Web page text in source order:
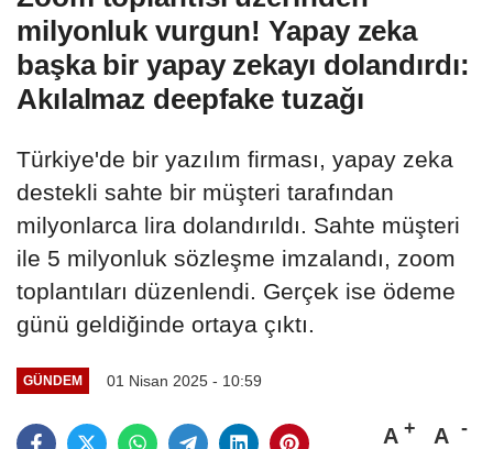
milyonluk vurgun! Yapay zeka
başka bir yapay zekayı dolandırdı:
Akılalmaz deepfake tuzağı
Türkiye'de bir yazılım firması, yapay zeka
destekli sahte bir müşteri tarafından
milyonlarca lira dolandırıldı. Sahte müşteri
ile 5 milyonluk sözleşme imzalandı, zoom
toplantıları düzenlendi. Gerçek ise ödeme
günü geldiğinde ortaya çıktı.
GÜNDEM 01 Nisan 2025 - 10:59
A A